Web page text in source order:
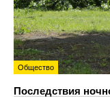
Общество
Последствия